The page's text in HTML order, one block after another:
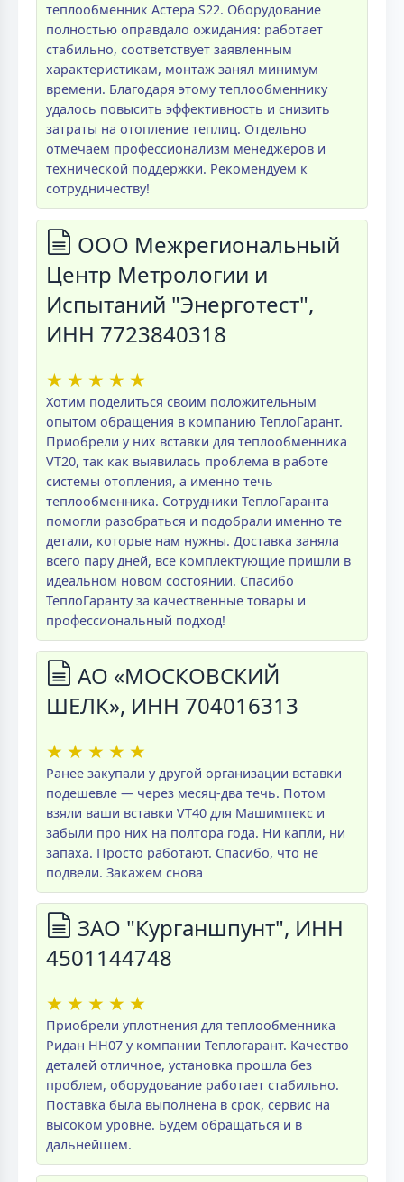
теплообменник Астера S22. Оборудование
полностью оправдало ожидания: работает
стабильно, соответствует заявленным
характеристикам, монтаж занял минимум
времени. Благодаря этому теплообменнику
удалось повысить эффективность и снизить
затраты на отопление теплиц. Отдельно
отмечаем профессионализм менеджеров и
технической поддержки. Рекомендуем к
сотрудничеству!
ООО Межрегиональный
Центр Метрологии и
Испытаний "Энерготест",
ИНН 7723840318
★ ★ ★ ★ ★
Хотим поделиться своим положительным
опытом обращения в компанию ТеплоГарант.
Приобрели у них вставки для теплообменника
VT20, так как выявилась проблема в работе
системы отопления, а именно течь
теплообменника. Сотрудники ТеплоГаранта
помогли разобраться и подобрали именно те
детали, которые нам нужны. Доставка заняла
всего пару дней, все комплектующие пришли в
идеальном новом состоянии. Спасибо
ТеплоГаранту за качественные товары и
профессиональный подход!
АО «МОСКОВСКИЙ
ШЕЛК», ИНН 704016313
★ ★ ★ ★ ★
Ранее закупали у другой организации вставки
подешевле — через месяц-два течь. Потом
взяли ваши вставки VT40 для Машимпекс и
забыли про них на полтора года. Ни капли, ни
запаха. Просто работают. Спасибо, что не
подвели. Закажем снова
ЗАО "Курганшпунт", ИНН
4501144748
★ ★ ★ ★ ★
Приобрели уплотнения для теплообменника
Ридан НН07 у компании Теплогарант. Качество
деталей отличное, установка прошла без
проблем, оборудование работает стабильно.
Поставка была выполнена в срок, сервис на
высоком уровне. Будем обращаться и в
дальнейшем.